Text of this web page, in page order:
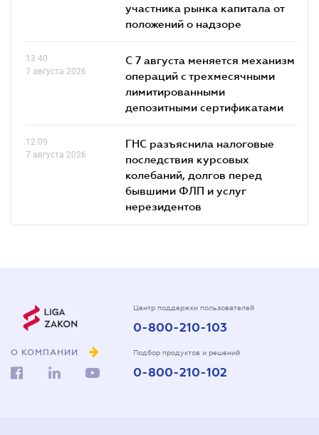
участника рынка капитала от
положений о надзоре
13.40
7 августа 2026
С 7 августа меняется механизм
операций с трехмесячными
лимитированными
депозитными сертификатами
12.09
7 августа 2026
ГНС разъяснила налоговые
последствия курсовых
колебаний, долгов перед
бывшими ФЛП и услуг
нерезидентов
О КОМПАНИИ
Центр поддержки пользователей
0-800-210-103
Подбор продуктов и решений
0-800-210-102